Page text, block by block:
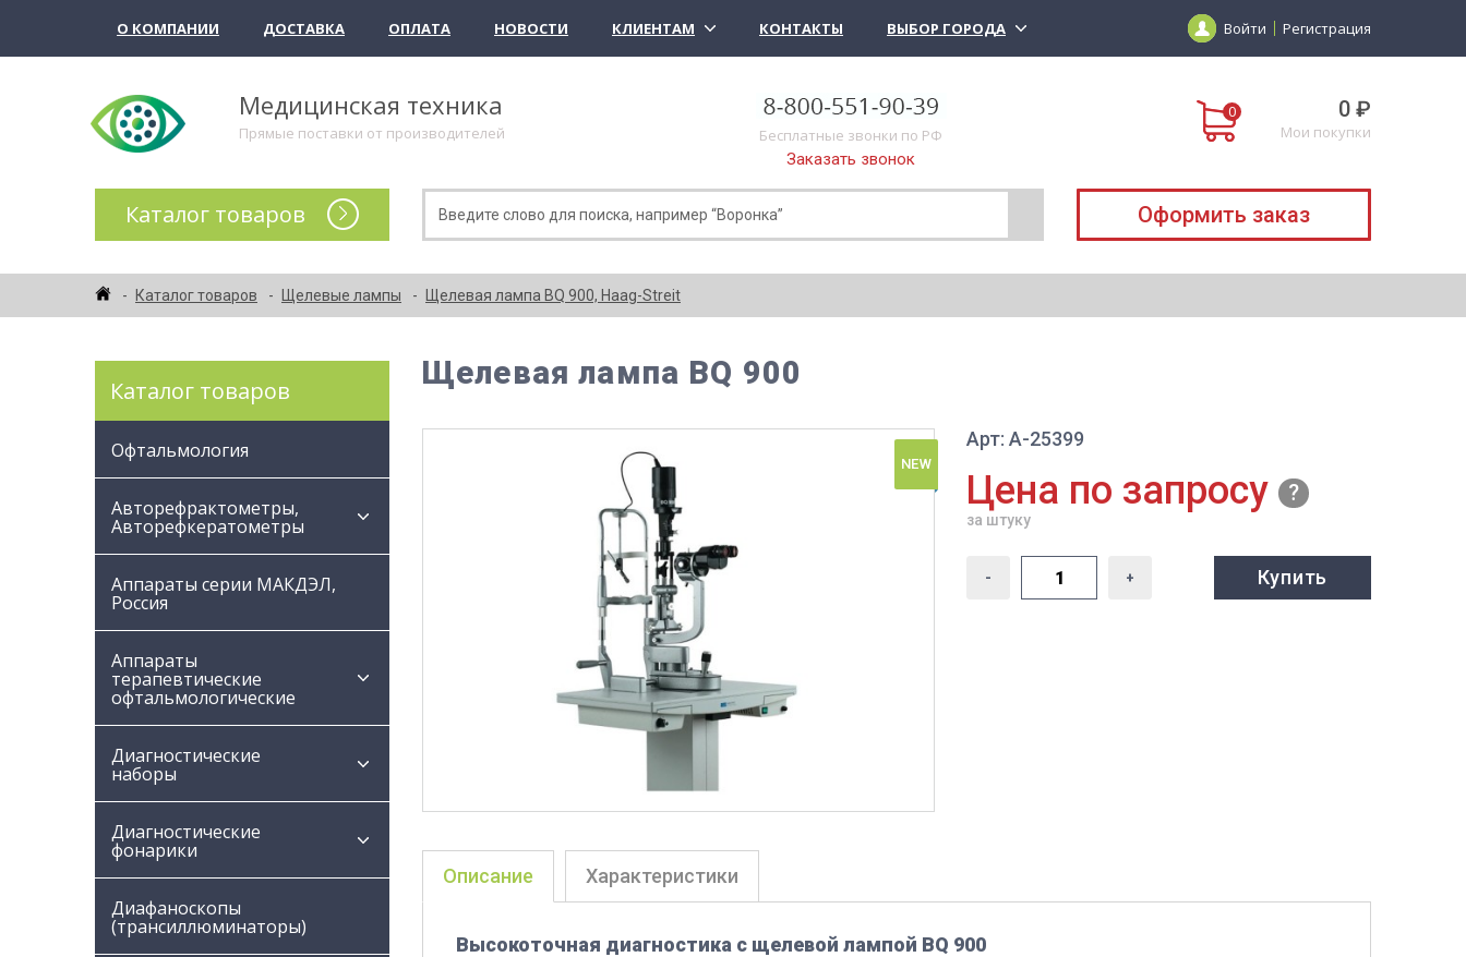
О КОМПАНИИ ДОСТАВКА ОПЛАТА НОВОСТИ КЛИЕНТАМ КОНТАКТЫ ВЫБОР ГОРОДА Войти Регистрация
Медицинская техника
Прямые поставки от производителей
Бесплатные звонки по РФ
Заказать звонок
0 ₽
Мои покупки
Каталог товаров Оформить заказ
Каталог товаров Щелевые лампы Щелевая лампа BQ 900, Haag-Streit
Каталог товаров
Офтальмология
Авторефрактометры,
Авторефкератометры
Аппараты серии МАКДЭЛ,
Россия
Аппараты
терапевтические
офтальмологические
Диагностические
наборы
Диагностические
фонарики
Диафаноскопы
(трансиллюминаторы)
Щелевая лампа BQ 900
NEW
Арт: A-25399
Цена по запросу
за штуку
- + Купить
Описание
Высокоточная диагностика с щелевой лампой BQ 900
Характеристики